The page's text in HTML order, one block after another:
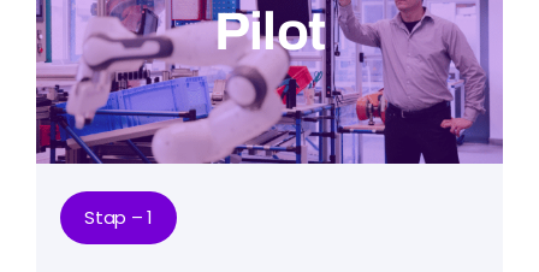
Pilot
Stap – 1